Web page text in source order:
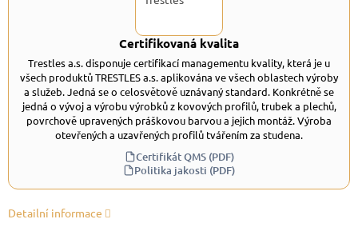
Certifikovaná kvalita
Trestles a.s. disponuje certifikací managementu kvality, která je u
všech produktů TRESTLES a.s. aplikována ve všech oblastech výroby
a služeb. Jedná se o celosvětově uznávaný standard. Konkrétně se
jedná o vývoj a výrobu výrobků z kovových profilů, trubek a plechů,
povrchově upravených práškovou barvou a jejich montáž. Výroba
otevřených a uzavřených profilů tvářením za studena.
Certifikát QMS (PDF)
Politika jakosti (PDF)
Detailní informace